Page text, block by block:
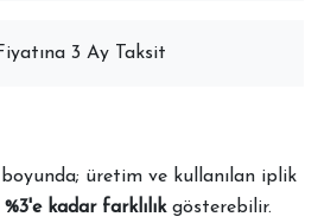
3 Ay Taksit
boyunda; üretim ve kullanılan iplik
%3'e kadar farklılıkgösterebilir.